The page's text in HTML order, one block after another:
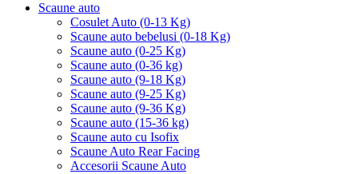
Scaune auto
Cosulet Auto (0-13 Kg)
Scaune auto bebelusi (0-18 Kg)
Scaune auto (0-25 Kg)
Scaune auto (0-36 kg)
Scaune auto (9-18 Kg)
Scaune auto (9-25 Kg)
Scaune auto (9-36 Kg)
Scaune auto (15-36 kg)
Scaune auto cu Isofix
Scaune Auto Rear Facing
Accesorii Scaune Auto